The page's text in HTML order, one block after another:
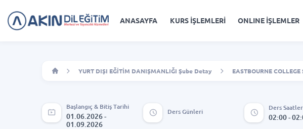
ANASAYFA KURS İŞLEMLERİ ONLINE İŞLEMLER
YURT DIŞI EĞİTİM DANIŞMANLIĞI Şube Detay EASTBOURNE
Başlangıç & Bitiş Tarihi
01.06.2026 -
01.09.2026
Ders Günleri
Ders
02:00 -